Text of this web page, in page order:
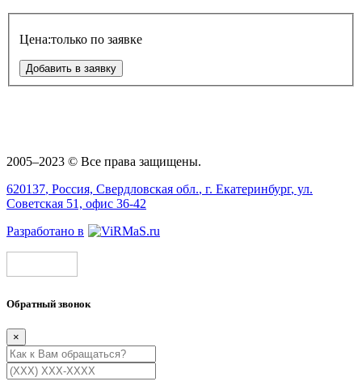
Цена:только по заявке
Добавить в заявку
2005–2023 © Все права защищены.
620137, Россия, Свердловская обл., г. Екатеринбург, ул.
Советская 51, офис 36-42
Разработано в
Обратный звонок
×